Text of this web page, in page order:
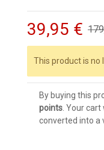
39,95 €
This product is no
By buying this
points . Your
converted into a